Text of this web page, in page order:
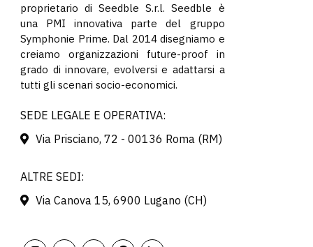
proprietario di Seedble S.r.l. Seedble è
una PMI innovativa parte del gruppo
Symphonie Prime. Dal 2014 disegniamo e
creiamo organizzazioni future-proof in
grado di innovare, evolversi e adattarsi a
tutti gli scenari socio-economici.
SEDE LEGALE E OPERATIVA:
Via Prisciano, 72 - 00136 Roma (RM)
ALTRE SEDI:
Via Canova 15, 6900 Lugano (CH)